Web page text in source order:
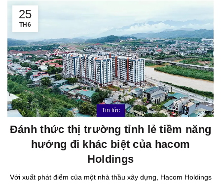
25
TH6
Tin tức
Đánh thức thị trường tỉnh lẻ tiềm năng
hướng đi khác biệt của hacom
Holdings
Với xuất phát điểm của một nhà thầu xây dựng, Hacom Holdings